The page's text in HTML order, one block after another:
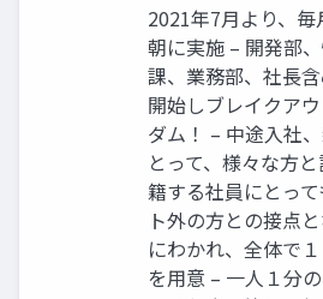
2021年7月より、
朝に実施 – 開発部
課、業務部、社長
開始しブレイクア
ダム！ – 中途入社
とって、様々な方
籍する社員にとっ
ト外の方との接点
にわかれ、全体で
を用意 – 一人１分